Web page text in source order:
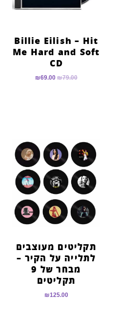
Billie Eilish – Hit
Me Hard and Soft
CD
₪79.00
₪69.00
תקליטים מעוצבים
לתלייה על הקיר –
מבחר של 9
תקליטים
₪125.00